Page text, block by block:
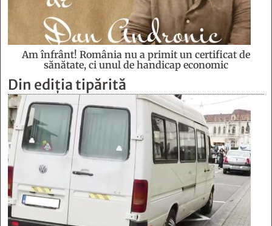
Am înfrânt! România nu a primit un certificat de
sănătate, ci unul de handicap economic
Din ediția tipărită